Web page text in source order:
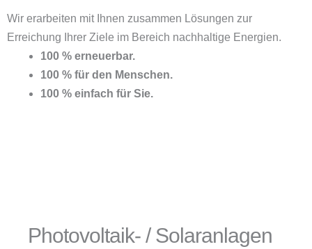
Wir erarbeiten mit Ihnen zusammen Lösungen zur
Erreichung Ihrer Ziele im Bereich nachhaltige Energien.
100 % erneuerbar.
100 % für den Menschen.
100 % einfach für Sie.
Photovoltaik- / Solaranlagen